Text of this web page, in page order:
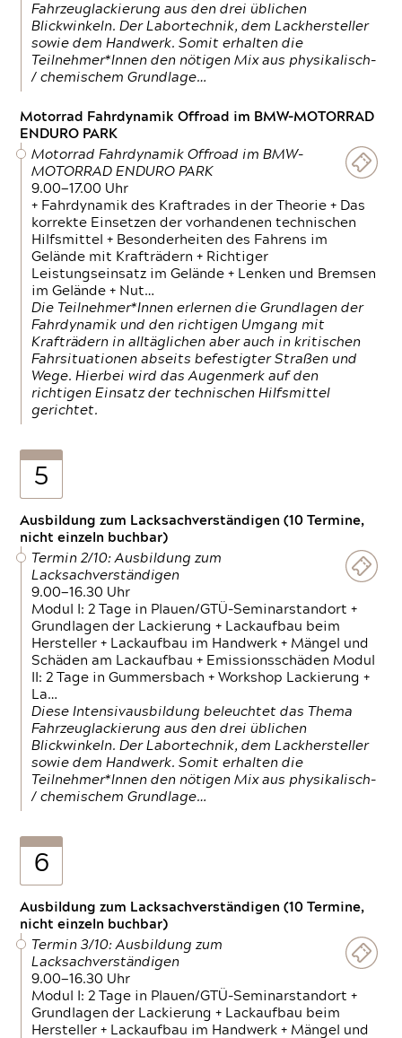
Fahrzeuglackierung aus den drei üblichen
Blickwinkeln. Der Labortechnik, dem Lackhersteller
sowie dem Handwerk. Somit erhalten die
Teilnehmer*Innen den nötigen Mix aus physikalisch-
/ chemischem Grundlage…
Motorrad Fahrdynamik Offroad im BMW-MOTORRAD
ENDURO PARK
Motorrad Fahrdynamik Offroad im BMW-
MOTORRAD ENDURO PARK
9.00—17.00 Uhr
+ Fahrdynamik des Kraftrades in der Theorie + Das
korrekte Einsetzen der vorhandenen technischen
Hilfsmittel + Besonderheiten des Fahrens im
Gelände mit Krafträdern + Richtiger
Leistungseinsatz im Gelände + Lenken und Bremsen
im Gelände + Nut…
Die Teilnehmer*Innen erlernen die Grundlagen der
Fahrdynamik und den richtigen Umgang mit
Krafträdern in alltäglichen aber auch in kritischen
Fahrsituationen abseits befestigter Straßen und
Wege. Hierbei wird das Augenmerk auf den
richtigen Einsatz der technischen Hilfsmittel
gerichtet.
5
Ausbildung zum Lacksachverständigen (10 Termine,
nicht einzeln buchbar)
Termin 2/10: Ausbildung zum
Lacksachverständigen
9.00—16.30 Uhr
Modul I: 2 Tage in Plauen/GTÜ-Seminarstandort +
Grundlagen der Lackierung + Lackaufbau beim
Hersteller + Lackaufbau im Handwerk + Mängel und
Schäden am Lackaufbau + Emissionsschäden Modul
II: 2 Tage in Gummersbach + Workshop Lackierung +
La…
Diese Intensivausbildung beleuchtet das Thema
Fahrzeuglackierung aus den drei üblichen
Blickwinkeln. Der Labortechnik, dem Lackhersteller
sowie dem Handwerk. Somit erhalten die
Teilnehmer*Innen den nötigen Mix aus physikalisch-
/ chemischem Grundlage…
6
Ausbildung zum Lacksachverständigen (10 Termine,
nicht einzeln buchbar)
Termin 3/10: Ausbildung zum
Lacksachverständigen
9.00—16.30 Uhr
Modul I: 2 Tage in Plauen/GTÜ-Seminarstandort +
Grundlagen der Lackierung + Lackaufbau beim
Hersteller + Lackaufbau im Handwerk + Mängel und